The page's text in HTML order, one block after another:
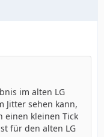
im alten LG
Jitter sehen kann,
einen kleinen Tick
für den alten LG